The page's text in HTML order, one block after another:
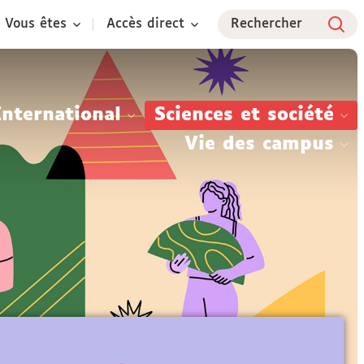
Vous êtes Accès direct Rechercher
Sciences et société
Vie des campus